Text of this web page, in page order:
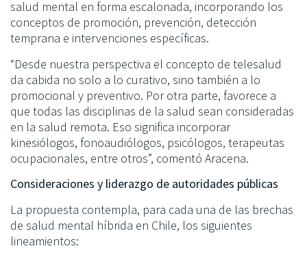
salud mental en forma escalonada, incorporando los
conceptos de promoción, prevención, detección
temprana e intervenciones específicas.
“Desde nuestra perspectiva el concepto de telesalud
da cabida no solo a lo curativo, sino también a lo
promocional y preventivo. Por otra parte, favorece a
que todas las disciplinas de la salud sean consideradas
en la salud remota. Eso significa incorporar
kinesiólogos, fonoaudiólogos, psicólogos, terapeutas
ocupacionales, entre otros”, comentó Aracena.
Consideraciones y liderazgo de autoridades públicas
La propuesta contempla, para cada una de las brechas
de salud mental híbrida en Chile, los siguientes
lineamientos: